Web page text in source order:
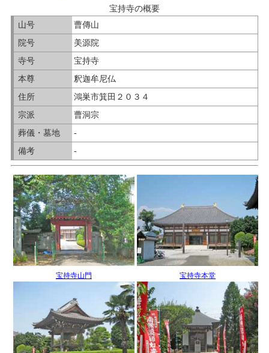
宝持寺の概要
山号
曹傳山
院号
美源院
寺号
宝持寺
本尊
釈迦牟尼仏
住所
鴻巣市箕田２０３４
宗派
曹洞宗
葬儀・墓地
-
備考
-
宝持寺山門 宝持寺本堂